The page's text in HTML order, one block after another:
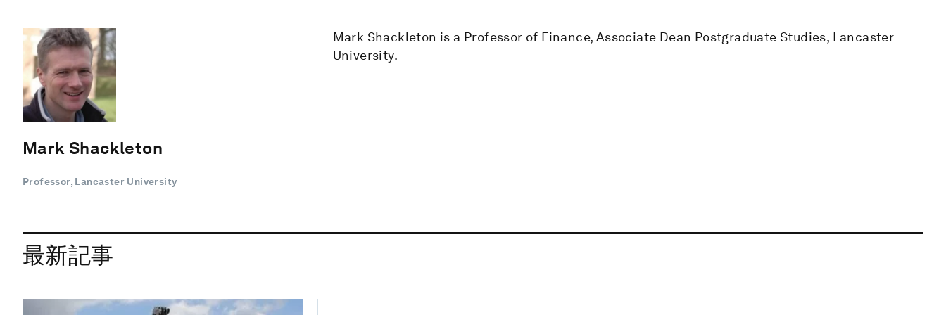
Mark Shackleton
Professor, Lancaster University
Mark Shackleton is a Professor of Finance, Associate Dean Postgraduate Studies, Lancaster
University.
最新記事